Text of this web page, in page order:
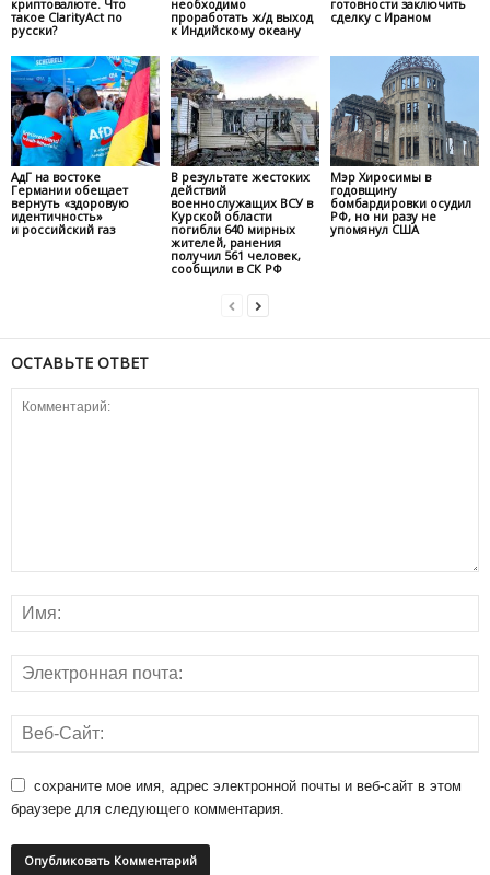
криптовалюте. Что
такое ClarityAct по
русски?
необходимо
проработать ж/д выход
к Индийскому океану
готовности заключить
сделку с Ираном
АдГ на востоке
Германии обещает
вернуть «здоровую
идентичность»
и российский газ
В результате жестоких
действий
военнослужащих ВСУ в
Курской области
погибли 640 мирных
жителей, ранения
получил 561 человек,
сообщили в СК РФ
Мэр Хиросимы в
годовщину
бомбардировки осудил
РФ, но ни разу не
упомянул США
ОСТАВЬТЕ ОТВЕТ
сохраните мое имя, адрес электронной почты и веб-сайт в этом
браузере для следующего комментария.